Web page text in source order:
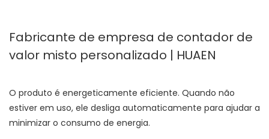
Fabricante de empresa de contador de
valor misto personalizado | HUAEN
O produto é energeticamente eficiente. Quando não
estiver em uso, ele desliga automaticamente para ajudar a
minimizar o consumo de energia.